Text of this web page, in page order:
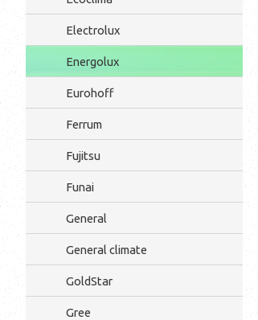
Electrolux
Energolux
Eurohoff
Ferrum
Fujitsu
Funai
General
General climate
GoldStar
Gree